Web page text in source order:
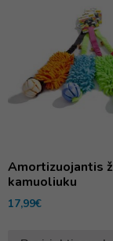
Amortizuojantis
kamuoliuku
17,99€